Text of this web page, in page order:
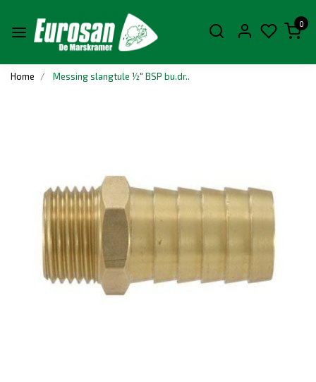
0
Home Messing slangtule ½" BSP bu.dr..